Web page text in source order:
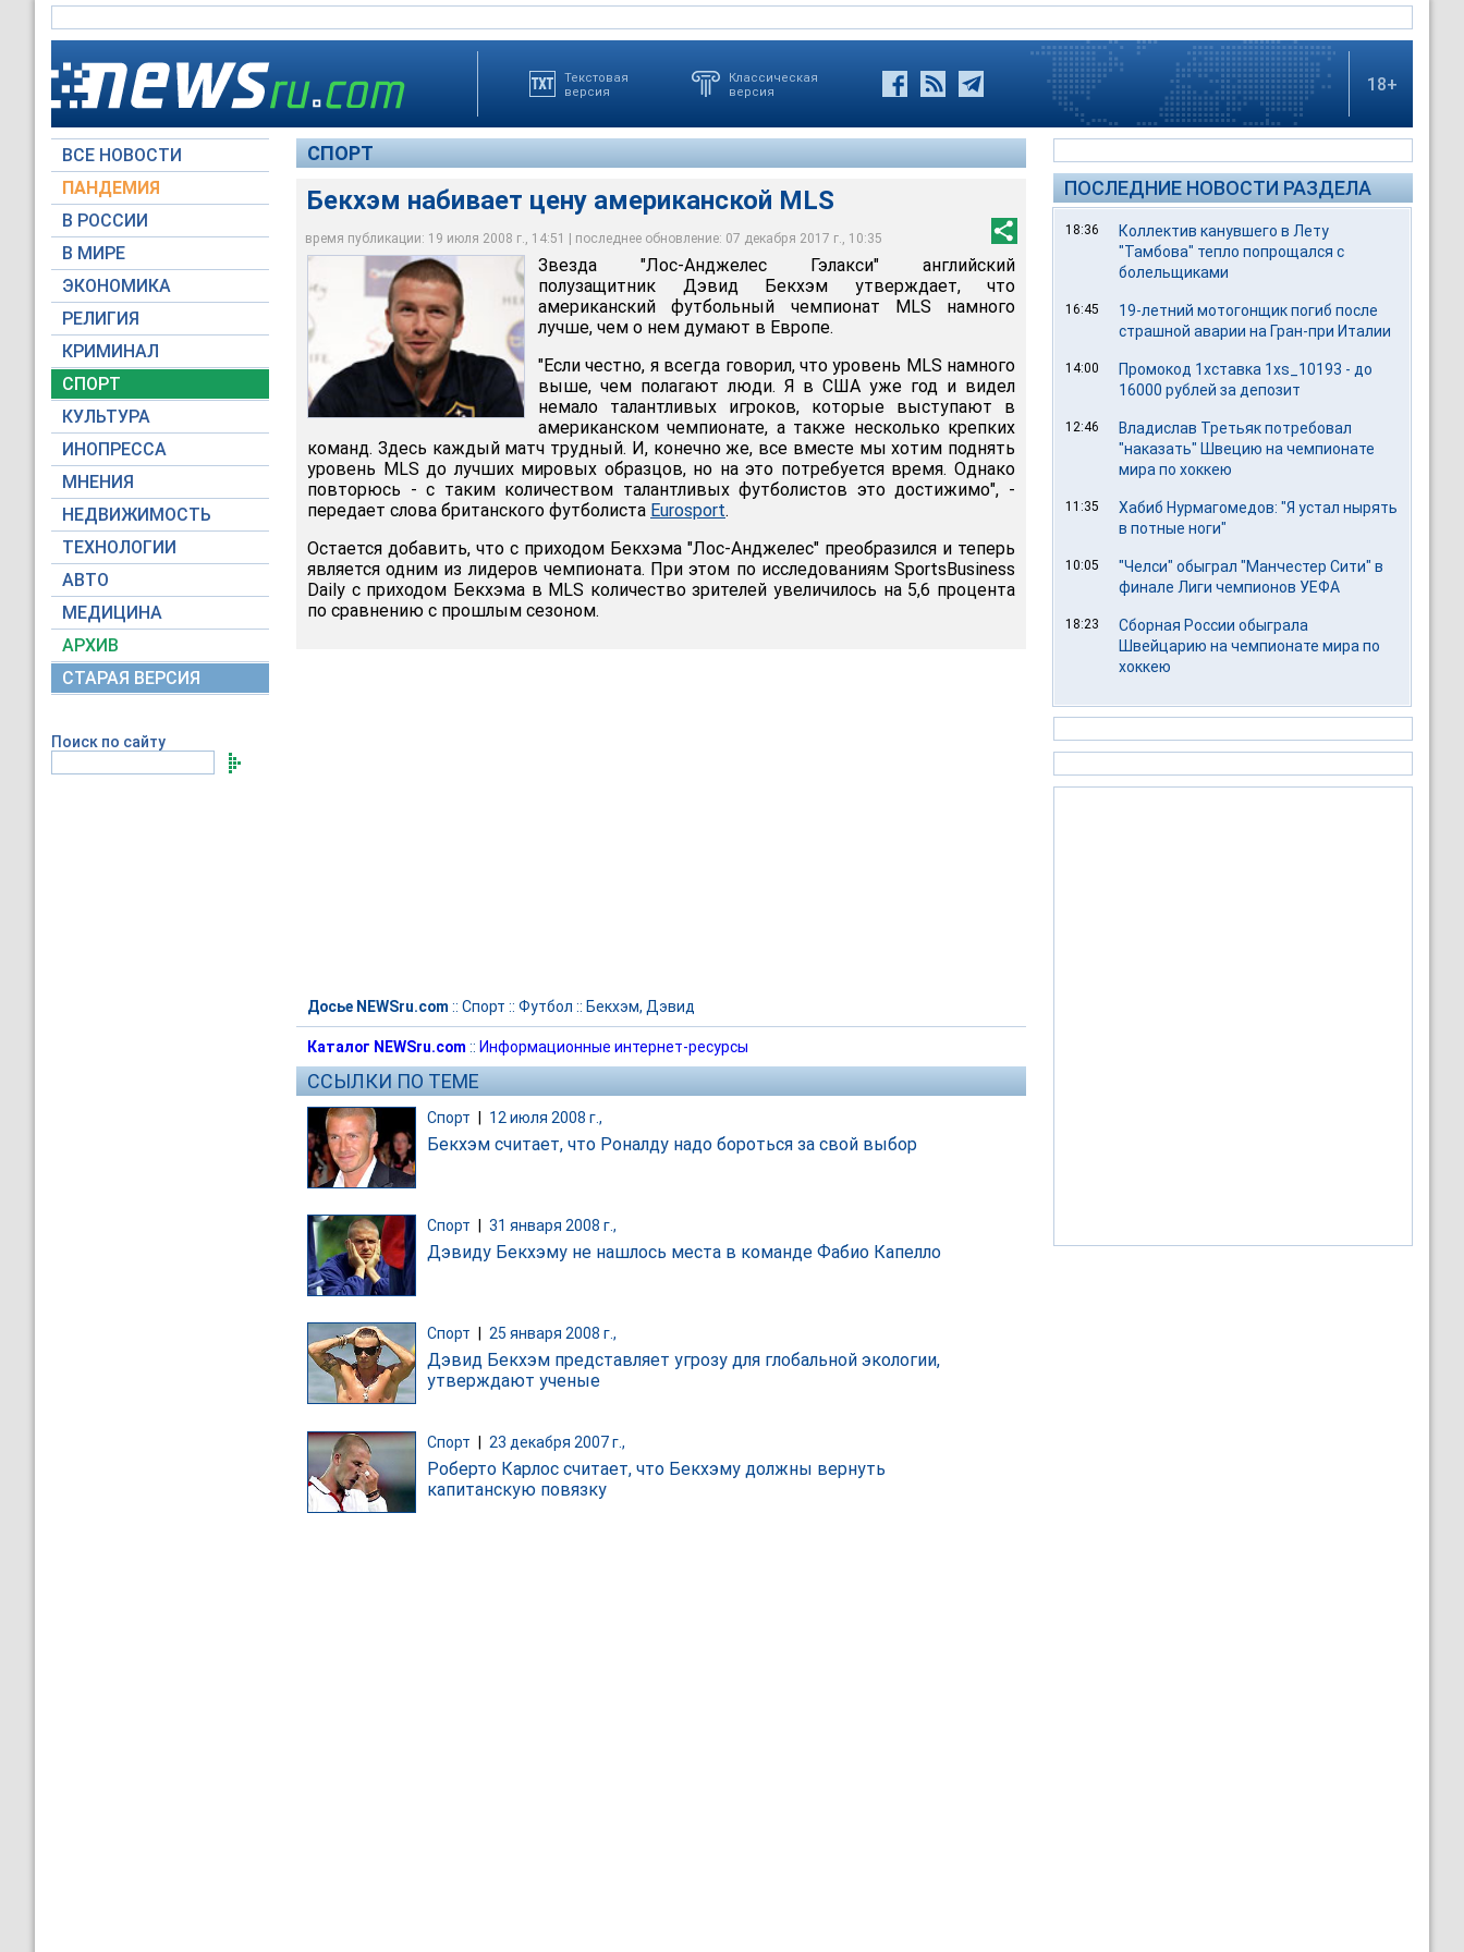
Текстовая
версия
Классическая
версия
18+
ВСЕ НОВОСТИ
ПАНДЕМИЯ
В РОССИИ
В МИРЕ
ЭКОНОМИКА
РЕЛИГИЯ
КРИМИНАЛ
СПОРТ
КУЛЬТУРА
ИНОПРЕССА
МНЕНИЯ
НЕДВИЖИМОСТЬ
ТЕХНОЛОГИИ
АВТО
МЕДИЦИНА
АРХИВ
СТАРАЯ ВЕРСИЯ
Поиск по сайту
СПОРТ
Бекхэм набивает цену американской MLS
время публикации: 19 июля 2008 г., 14:51 | последнее обновление: 07 декабря 2017 г., 10:35
Звезда "Лос-Анджелес Гэлакси" английский полузащитник Дэвид Бекхэм
утверждает, что американский футбольный чемпионат MLS намного лучше, чем о
нем думают в Европе
Theroar.com.au
Звезда "Лос-Анджелес Гэлакси" английский
полузащитник Дэвид Бекхэм утверждает, что
американский футбольный чемпионат MLS намного
лучше, чем о нем думают в Европе.
"Если честно, я всегда говорил, что уровень MLS намного
выше, чем полагают люди. Я в США уже год и видел
немало талантливых игроков, которые выступают в
американском чемпионате, а также несколько крепких
команд. Здесь каждый матч трудный. И, конечно же, все вместе мы хотим поднять
уровень MLS до лучших мировых образцов, но на это потребуется время. Однако
повторюсь - с таким количеством талантливых футболистов это достижимо", -
передает слова британского футболиста Eurosport.
Остается добавить, что с приходом Бекхэма "Лос-Анджелес" преобразился и теперь
является одним из лидеров чемпионата. При этом по исследованиям SportsBusiness
Daily с приходом Бекхэма в MLS количество зрителей увеличилось на 5,6 процента
по сравнению с прошлым сезоном.
Досье NEWSru.com :: Спорт :: Футбол :: Бекхэм, Дэвид
Каталог NEWSru.com :: Информационные интернет-ресурсы
ССЫЛКИ ПО ТЕМЕ
Спорт 12 июля 2008 г.,
Бекхэм считает, что Роналду надо бороться за свой выбор
Спорт 31 января 2008 г.,
Дэвиду Бекхэму не нашлось места в команде Фабио Капелло
Спорт 25 января 2008 г.,
Дэвид Бекхэм представляет угрозу для глобальной экологии,
утверждают ученые
Спорт 23 декабря 2007 г.,
Роберто Карлос считает, что Бекхэму должны вернуть
капитанскую повязку
ПОСЛЕДНИЕ НОВОСТИ РАЗДЕЛА
18:36
Коллектив канувшего в Лету
"Тамбова" тепло попрощался с
болельщиками
16:45
19-летний мотогонщик погиб после
страшной аварии на Гран-при Италии
14:00
Промокод 1хставка 1xs_10193 - до
16000 рублей за депозит
12:46
Владислав Третьяк потребовал
"наказать" Швецию на чемпионате
мира по хоккею
11:35
Хабиб Нурмагомедов: "Я устал нырять
в потные ноги"
10:05
"Челси" обыграл "Манчестер Сити" в
финале Лиги чемпионов УЕФА
18:23
Сборная России обыграла
Швейцарию на чемпионате мира по
хоккею